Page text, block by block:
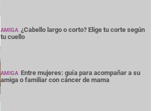
AMIGA ¿Cabello largo o corto? Elige tu corte según
tu cuello
AMIGA Entre mujeres: guía para acompañar a su
amiga o familiar con cáncer de mama